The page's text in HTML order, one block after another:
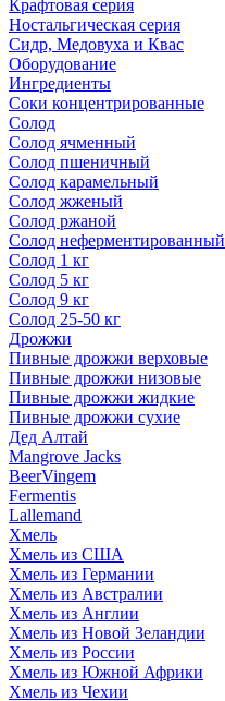
Крафтовая серия
Ностальгическая серия
Сидр, Медовуха и Квас
Оборудование
Ингредиенты
Соки концентрированные
Солод
Солод ячменный
Солод пшеничный
Солод карамельный
Солод жженый
Солод ржаной
Солод неферментированный
Солод 1 кг
Солод 5 кг
Солод 9 кг
Солод 25-50 кг
Дрожжи
Пивные дрожжи верховые
Пивные дрожжи низовые
Пивные дрожжи жидкие
Пивные дрожжи сухие
Дед Алтай
Mangrove Jacks
BeerVingem
Fermentis
Lallemand
Хмель
Хмель из США
Хмель из Германии
Хмель из Австралии
Хмель из Англии
Хмель из Новой Зеландии
Хмель из России
Хмель из Южной Африки
Хмель из Чехии